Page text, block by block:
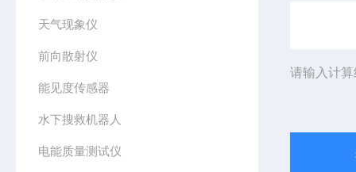
天气现象仪
前向散射仪
能见度传感器
水下搜救机器人
电能质量测试仪
请输入计